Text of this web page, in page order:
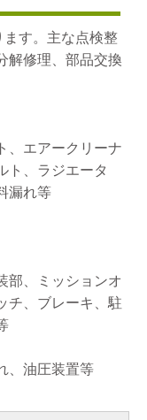
す。主な点検整
解修理、部品交換
、エアークリーナ
ト、ラジエータ
漏れ等
部、ミッションオ
チ、ブレーキ、駐
、油圧装置等